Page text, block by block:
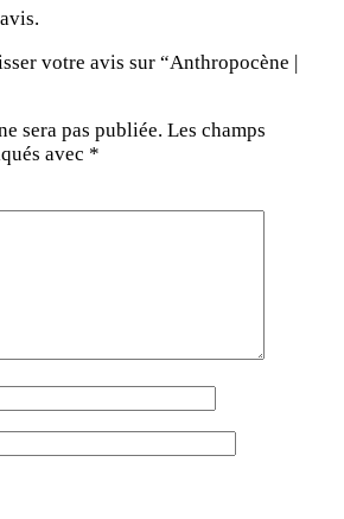
votre avis sur “Anthropocène |
sera pas publiée. Les champs
avec *